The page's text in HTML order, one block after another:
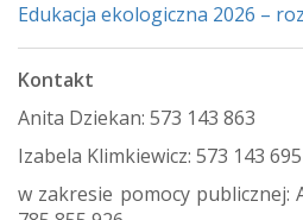
Edukacja ekologiczna 2026 –
Kontakt
Anita Dziekan: 573 143 863
Izabela Klimkiewicz: 573 143 695
w zakresie pomocy publicznej: